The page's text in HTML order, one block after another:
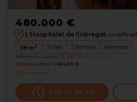
480.000 €
L'Hospitalet de llobregat, undefined
119 m2 3 Hab. 2 baño(s) Ascensor
Referencia Grocasa G11_1512718
Hipoteca desde 1.464,69 €
Interesados0
930 27 49 73